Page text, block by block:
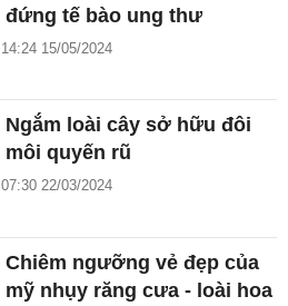
đứng tế bào ung thư
14:24 15/05/2024
Ngắm loài cây sở hữu đôi
môi quyến rũ
07:30 22/03/2024
Chiêm ngưỡng vẻ đẹp của
mỹ nhụy răng cưa - loài hoa